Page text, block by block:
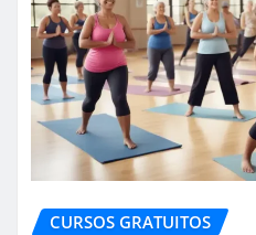
CURSOS GRATUITOS